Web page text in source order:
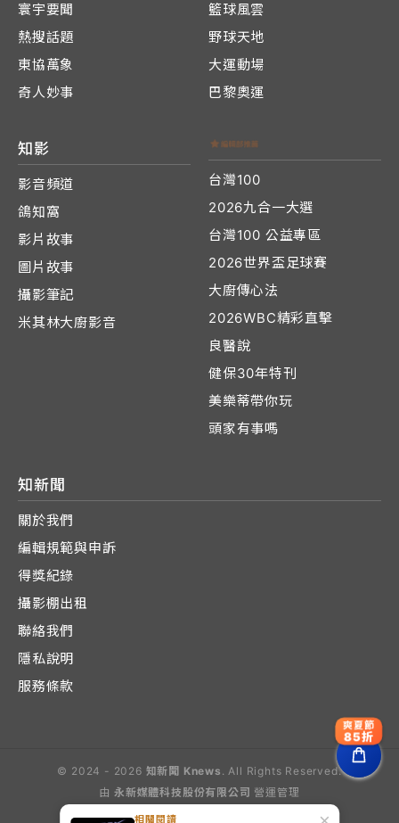
相關閱讀
寰宇要聞
熱搜話題
東協萬象
奇人妙事
籃球風雲
野球天地
大運動場
巴黎奧運
知影
影音頻道
鴿知窩
影片故事
圖片故事
攝影筆記
米其林大廚影音
台灣100
2026九合一大選
台灣100 公益專區
2026世界盃足球賽
大廚傳心法
2026WBC精彩直擊
良醫說
健保30年特刊
美樂蒂帶你玩
頭家有事嗎
知新聞
關於我們
編輯規範與申訴
得獎紀錄
攝影棚出租
聯絡我們
隱私說明
服務條款
© 2024 - 2026 知新聞 Knews . All Rights Reserved.
由 永新媒體科技股份有限公司 營運管理
爽夏節
85折